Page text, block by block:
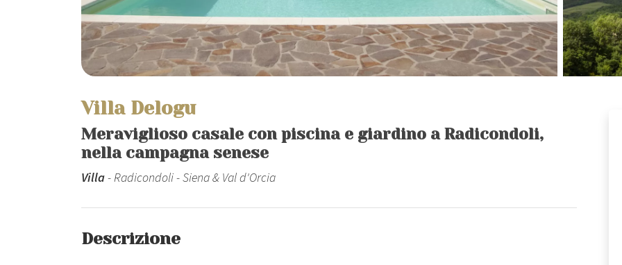
Villa Delogu
Meraviglioso casale con piscina e giardino a Radicondoli,
nella campagna senese
Villa- Radicondoli - Siena & Val d'Orcia
Descrizione